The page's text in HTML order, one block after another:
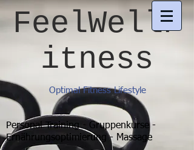
Optimal Fitness Lifestyle
FeelWellF
itness
Personal Training - Gruppenkurse -
Ernährungsoptimierung - Massage